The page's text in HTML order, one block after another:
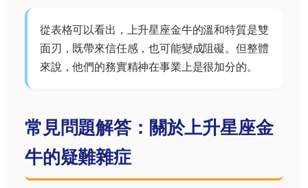
從表格可以看出，上升星座金牛的溫和特質是雙
面刃，既帶來信任感，也可能變成阻礙。但整體
來說，他們的務實精神在事業上是很加分的。
常見問題解答：關於上升星座金
牛的疑難雜症